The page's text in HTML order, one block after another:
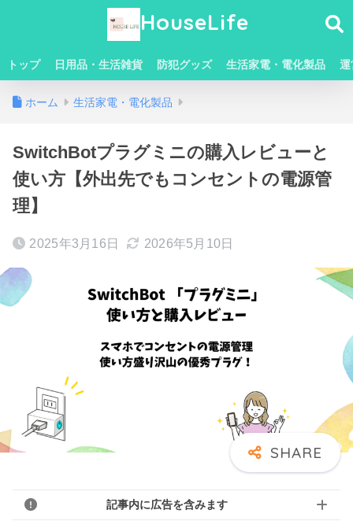
HouseLife
トップ 日用品・生活雑貨 防犯グッズ 生活家電・電化製品 運
ホーム 生活家電・電化製品
SwitchBotプラグミニの購入レビューと
使い方【外出先でもコンセントの電源管
理】
2025年3月16日 2026年5月10日
記事内に広告を含みます